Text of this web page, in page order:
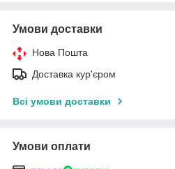
Умови доставки
Нова Пошта
Доставка кур'єром
Всі умови доставки
Умови оплати